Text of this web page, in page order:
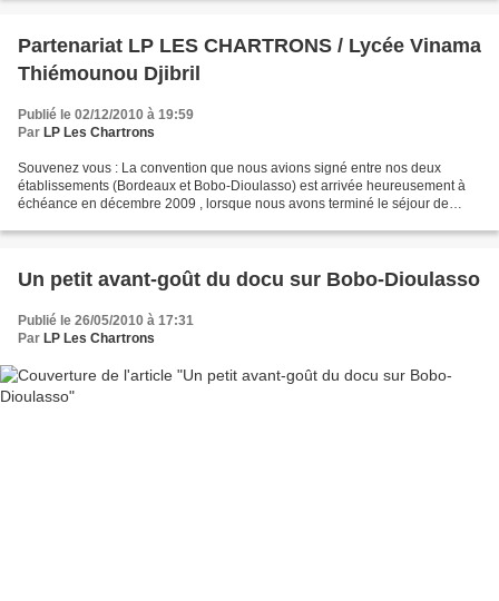
Partenariat LP LES CHARTRONS / Lycée Vinama
Thiémounou Djibril
Publié le 02/12/2010 à 19:59
Par LP Les Chartrons
Souvenez vous : La convention que nous avions signé entre nos deux
établissements (Bordeaux et Bobo-Dioulasso) est arrivée heureusement à
échéance en décembre 2009 , lorsque nous avons terminé le séjour de
Un petit avant-goût du docu sur Bobo-Dioulasso
Publié le 26/05/2010 à 17:31
Par LP Les Chartrons